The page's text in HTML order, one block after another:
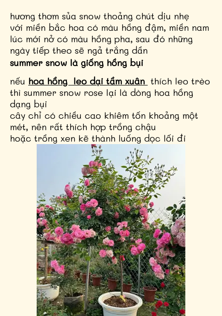
hương thơm sủa snow thoảng chút dịu nhẹ
với miền bắc hoa có màu hồng đậm, miền nam
lúc mới nở có màu hồng pha, sau đó những
ngày tiếp theo sẽ ngả trắng dần
summer snow là giống hồng bụi
nếu hoa hồng leo dại tầm xuân thích leo trèo
thì summer snow rose lại là dòng hoa hồng
dạng bụi
cây chỉ có chiều cao khiêm tốn khoảng một
mét, nên rất thích hợp trồng chậu
hoặc trồng xen kẽ thành luống dọc lối đi